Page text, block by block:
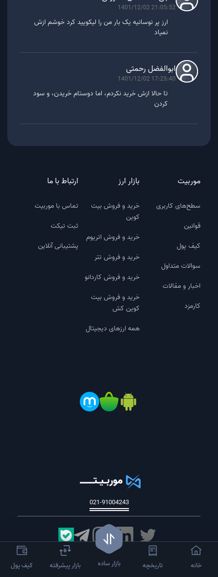
خانه تاریخچه بازار ساده بازار پیشرفته کیف پول
1401/12/02 21:05:52
ارز پر نوسانیه یک بار من را لیکویید کرد خوشم ازش
نمیاد
ابوالفضل رحمتی
1401/12/02 17:25:40
تا حالا ازش خرید نکردم، اما دوستام خریدن، و سود
کردن
موربیت
سطح‌های کاربری
قوانین
کیف پول
سوالات متداول
اخبار و مقالات
کارمزد
بازار ارز
خرید و فروش بیت
کوین
خرید و فروش اتریوم
خرید و فروش تتر
خرید و فروش کاردانو
خرید و فروش بیت
کوین کش
همه ارزهای دیجیتال
ارتباط با ما
تماس با موربیت
ثبت تیکت
پشتیبانی آنلاین
021-91004243
کلیه حقوق این سایت متعلق به شرکت تدبیرگران توسعه انرژی اترک است.